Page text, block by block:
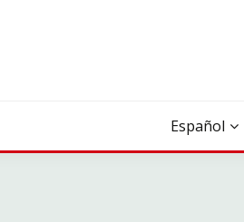
Español